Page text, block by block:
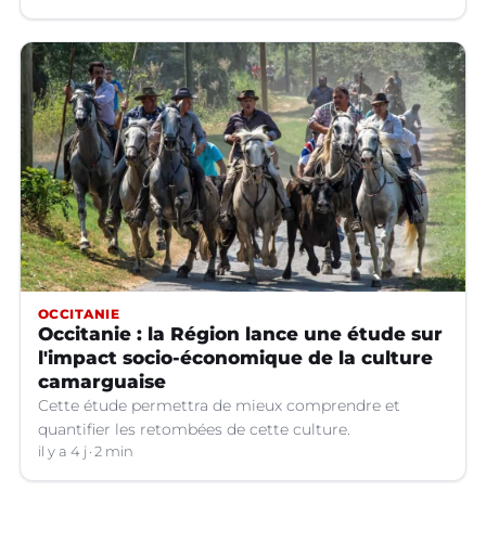
OCCITANIE
Occitanie : la Région lance une étude sur
l'impact socio-économique de la culture
camarguaise
Cette étude permettra de mieux comprendre et
quantifier les retombées de cette culture.
il y a 4 j 2 min